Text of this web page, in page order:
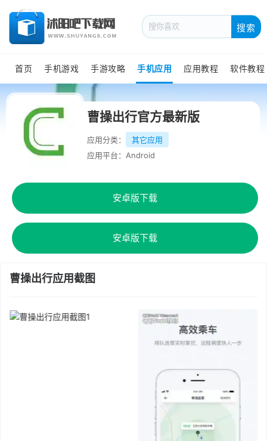
搜索
首页 手机游戏 手游攻略 手机应用 应用教程 软件教程
曹操出行官方最新版
应用分类：
其它应用
应用平台：Android
安卓版下载
安卓版下载
曹操出行应用截图